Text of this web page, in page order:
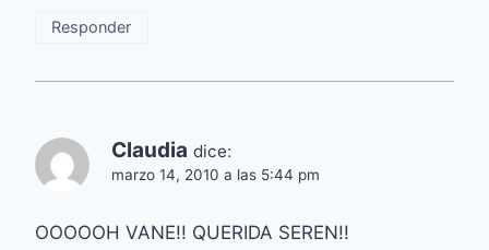
Responder
Claudia dice:
marzo 14, 2010 a las 5:44 pm
OOOOOH VANE!! QUERIDA SEREN!!